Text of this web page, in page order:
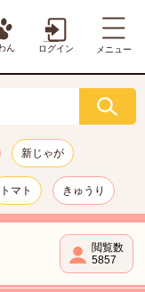
ん ログイン メニュー
新じゃが
トマト きゅうり
閲覧数
5857